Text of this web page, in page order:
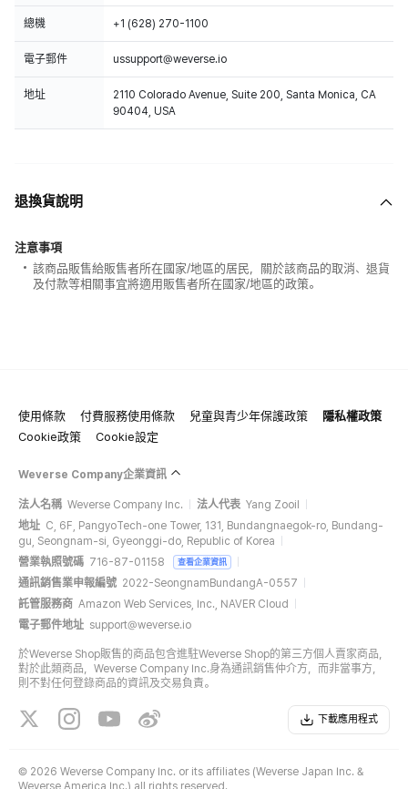
總機 +1 (628) 270-1100
電子郵件 ussupport@weverse.io
地址
2110 Colorado Avenue, Suite 200, Santa Monica, CA
90404, USA
退換貨說明
注意事項
該商品販售給販售者所在國家/地區的居民，關於該商品的取消、退貨
及付款等相關事宜將適用販售者所在國家/地區的政策。
使用條款 付費服務使用條款 兒童與青少年保護政策
隱私權政策
Cookie政策
Cookie設定
Weverse Company企業資訊
法人名稱 Weverse Company Inc. 法人代表 Yang Zooil
地址 C, 6F, PangyoTech-one Tower, 131, Bundangnaegok-ro, Bundang-
gu, Seongnam-si, Gyeonggi-do, Republic of Korea
營業執照號碼 716-87-01158 查看企業資訊
通訊銷售業申報編號 2022-SeongnamBundangA-0557
託管服務商 Amazon Web Services, Inc., NAVER Cloud
電子郵件地址 support@weverse.io
於Weverse Shop販售的商品包含進駐Weverse Shop的第三方個人賣家商品，
對於此類商品，Weverse Company Inc.身為通訊銷售仲介方，而非當事方，
則不對任何登錄商品的資訊及交易負責。
下載應用程式
© 2026 Weverse Company Inc. or its affiliates (Weverse Japan Inc. &
Weverse America Inc.) all rights reserved.